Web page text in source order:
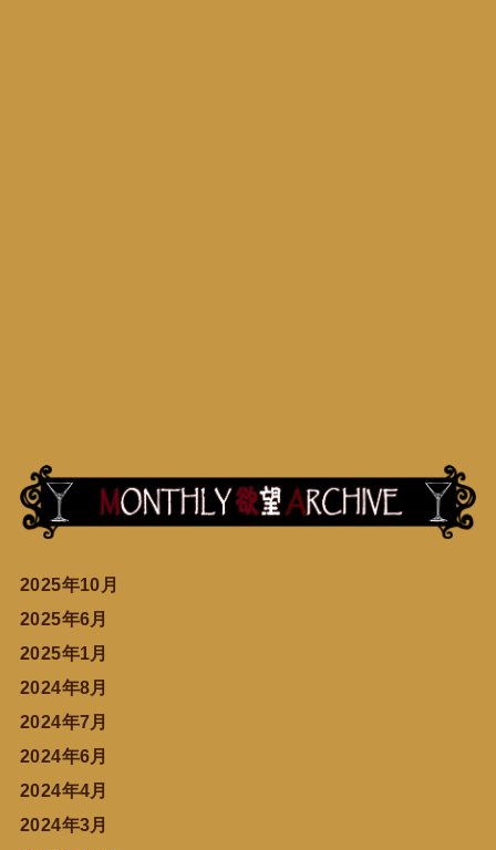
2025年10月
2025年6月
2025年1月
2024年8月
2024年7月
2024年6月
2024年4月
2024年3月